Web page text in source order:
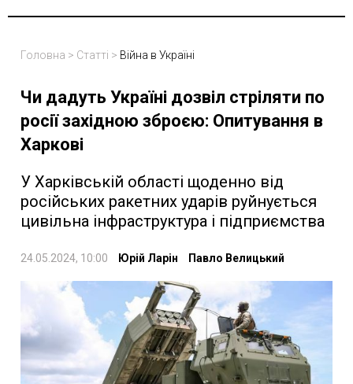
Головна > Статті > Війна в Україні
Чи дадуть Україні дозвіл стріляти по
росії західною зброєю: Опитування в
Харкові
У Харківській області щоденно від
російських ракетних ударів руйнується
цивільна інфраструктура і підприємства
24.05.2024, 10:00 Юрій Ларін Павло Велицький